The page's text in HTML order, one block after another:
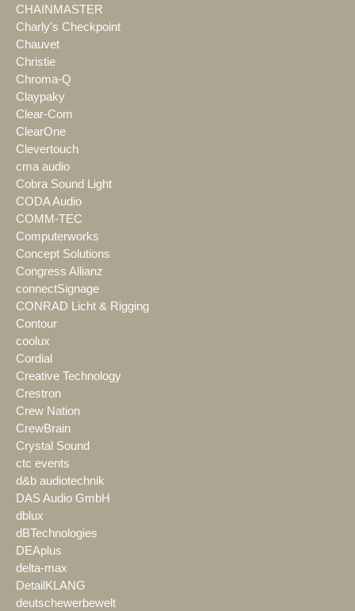
CHAINMASTER
Charly's Checkpoint
Chauvet
Christie
Chroma-Q
Claypaky
Clear-Com
ClearOne
Clevertouch
cma audio
Cobra Sound Light
CODA Audio
COMM-TEC
Computerworks
Concept Solutions
Congress Allianz
connectSignage
CONRAD Licht & Rigging
Contour
coolux
Cordial
Creative Technology
Crestron
Crew Nation
CrewBrain
Crystal Sound
ctc events
d&b audiotechnik
DAS Audio GmbH
dblux
dBTechnologies
DEAplus
delta-max
DetailKLANG
deutschewerbewelt